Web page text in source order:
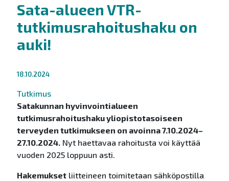
Sata-alueen VTR-
tutkimusrahoitushaku on
auki!
18.10.2024
Tutkimus
Satakunnan hyvinvointialueen
tutkimusrahoitushaku yliopistotasoiseen
terveyden tutkimukseen on avoinna 7.10.2024–
27.10.2024.Nyt haettavaa rahoitusta voi käyttää
vuoden 2025 loppuun asti.
Hakemuksetliitteineen toimitetaan sähköpostilla